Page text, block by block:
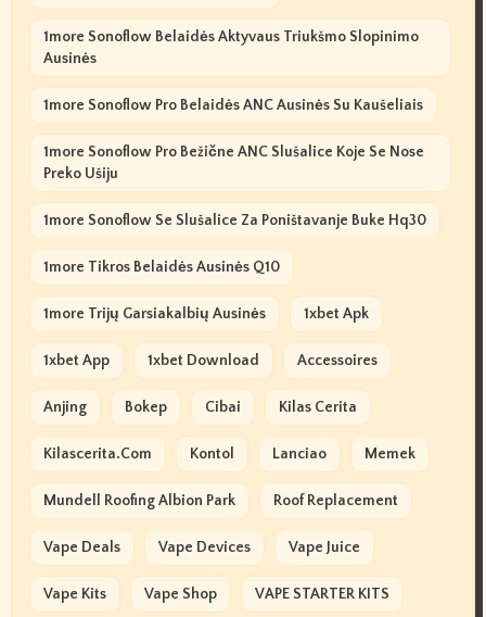
1more Sonoflow Belaidės Aktyvaus Triukšmo Slopinimo
Ausinės
1more Sonoflow Pro Belaidės ANC Ausinės Su Kaušeliais
1more Sonoflow Pro Bežične ANC Slušalice Koje Se Nose
Preko Ušiju
1more Sonoflow Se Slušalice Za Poništavanje Buke Hq30
1more Tikros Belaidės Ausinės Q10
1more Trijų Garsiakalbių Ausinės 1xbet Apk
1xbet App 1xbet Download Accessoires
Anjing Bokep Cibai Kilas Cerita
Kilascerita.com Kontol Lanciao Memek
Mundell Roofing Albion Park Roof Replacement
Vape Deals Vape Devices Vape Juice
Vape Kits Vape Shop VAPE STARTER KITS